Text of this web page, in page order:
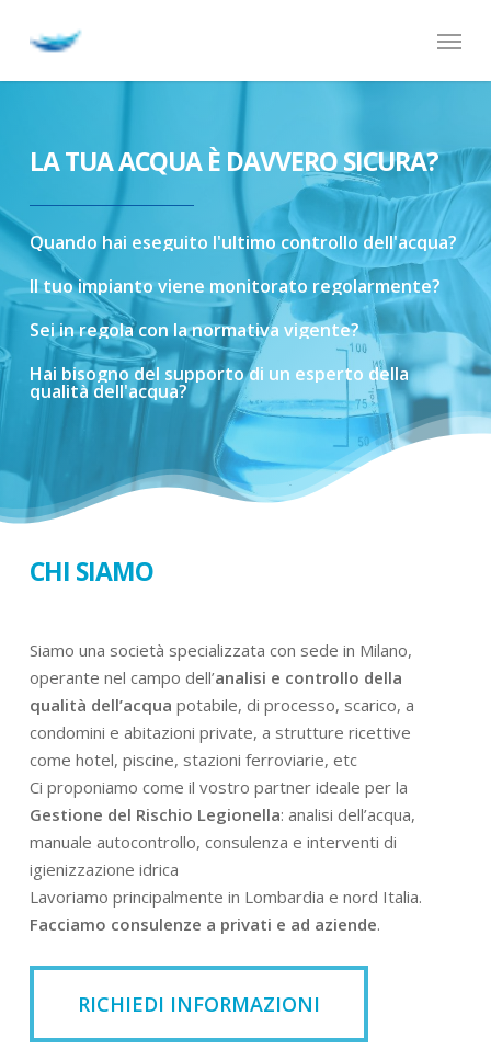
Menu
LA TUA ACQUA È DAVVERO SICURA?
Quando hai eseguito l'ultimo controllo dell'acqua?
Il tuoimpianto viene monitorato regolarmente?
Seiinregola con lanormativa vigente?
Hai bisognodel supportodi un esperto della
qualitàdell'acqua?
CHI SIAMO
Siamo una società specializzata con sede in Milano,
operante nel campo dell’analisi e controllo della
qualità dell’acqua potabile, di processo, scarico, a
condomini e abitazioni private, a strutture ricettive
come hotel, piscine, stazioni ferroviarie, etc
Ci proponiamo come il vostro partner ideale per la
Gestione del Rischio Legionella: analisi dell’acqua,
manuale autocontrollo, consulenza e interventi di
igienizzazione idrica
Lavoriamo principalmente in Lombardia e nord Italia.
Facciamo consulenze a privati e ad aziende.
RICHIEDI INFORMAZIONI